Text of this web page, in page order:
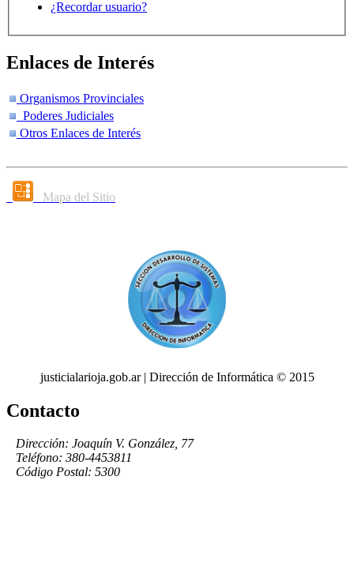
¿Recordar usuario?
Enlaces de Interés
Organismos Provinciales
Poderes Judiciales
Otros Enlaces de Interés
Mapa del Sitio
justicialarioja.gob.ar | Dirección de Informática © 2015
Contacto
Dirección: Joaquín V. González, 77
Teléfono: 380-4453811
Código Postal: 5300